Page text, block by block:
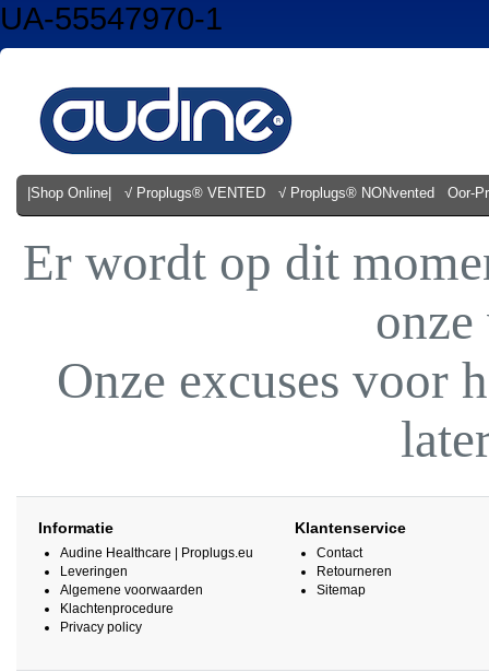
UA-55547970-1
|Shop Online| √ Proplugs® VENTED √ Proplugs® NONvented Oor-
Er wordt op dit
Onze excuses voor
Informatie
Audine Healthcare | Proplugs.eu
Leveringen
Algemene voorwaarden
Klachtenprocedure
Privacy policy
Klantenservice
Contact
Retourneren
Sitemap